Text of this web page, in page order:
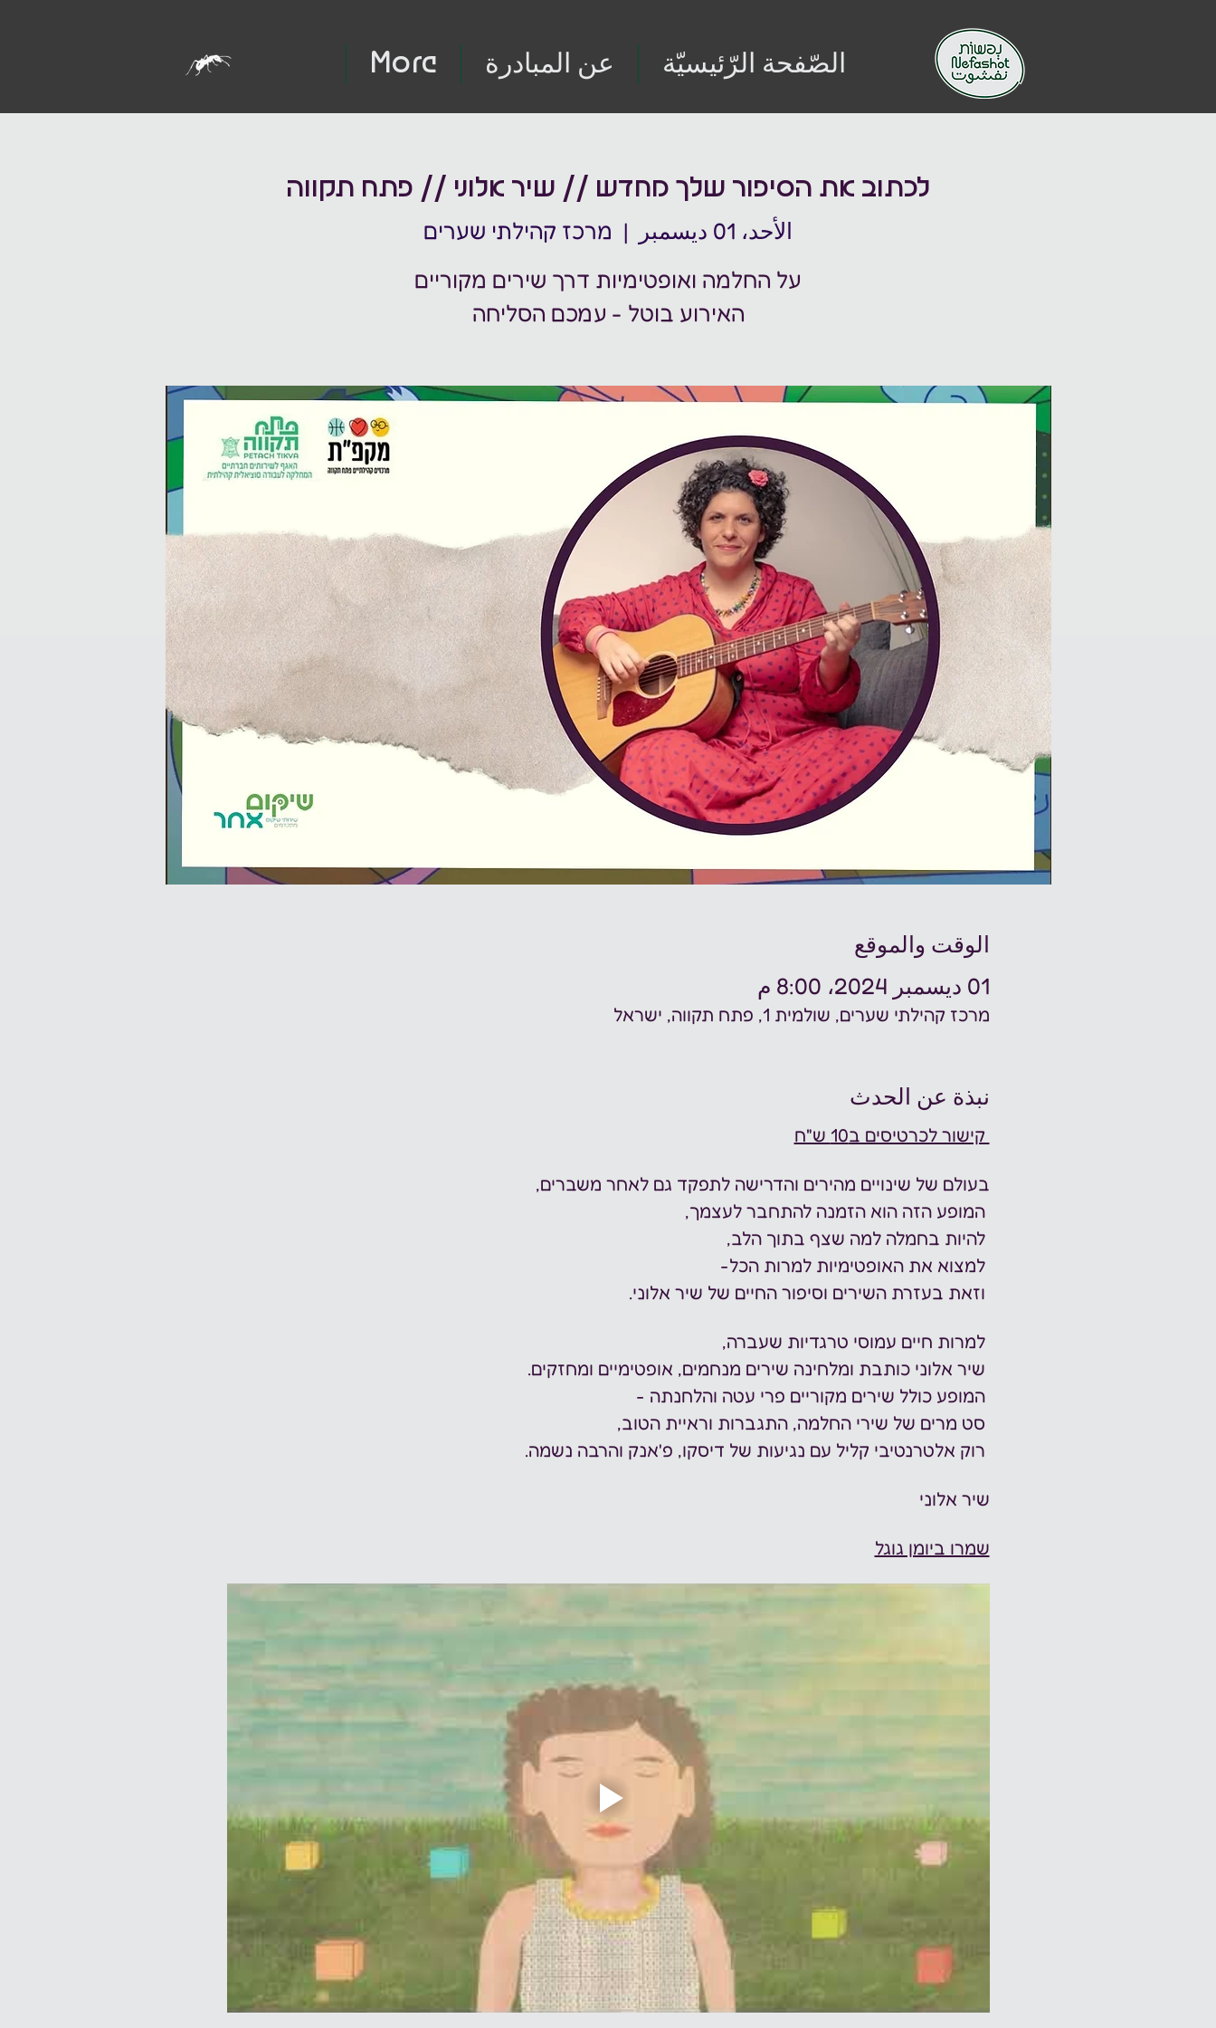
الصّفحة الرّئيسيّة عن المبادرة More
לכתוב את הסיפור שלך מחדש // שיר אלוני // פתח תקווה
الأحد، 01 ديسمبر
  |
מרכז קהילתי שערים
האירוע בוטל - עמכם הסליחה
الوقت والموقع
01 ديسمبر 2024، 8:00 م
מרכז קהילתי שערים, שולמית 1, פתח תקווה, ישראל
نبذة عن الحدث
קישור לכרטיסים ב10 ש"ח
בעולם של שינויים מהירים והדרישה לתפקד גם לאחר משברים,
המופע הזה הוא הזמנה להתחבר לעצמך,
להיות בחמלה למה שצף בתוך הלב,
למצוא את האופטימיות למרות הכל-
למרות חיים עמוסי טרגדיות שעברה,
המופע כולל שירים מקוריים פרי עטה והלחנתה -
שיר אלוני
שמרו ביומן גוגל